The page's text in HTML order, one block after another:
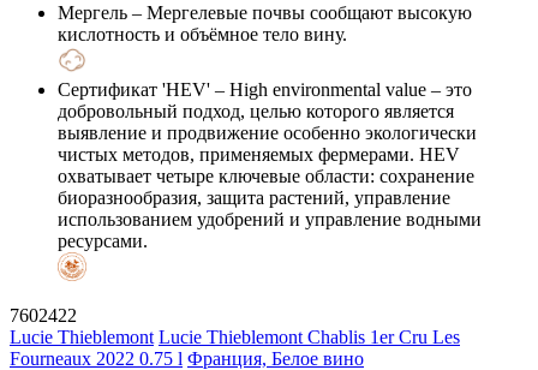
Мергель – Мергелевые почвы сообщают высокую
кислотность и объёмное тело вину.
Сертификат 'HEV' – High environmental value – это
добровольный подход, целью которого является
выявление и продвижение особенно экологически
чистых методов, применяемых фермерами. HEV
охватывает четыре ключевые области: сохранение
биоразнообразия, защита растений, управление
использованием удобрений и управление водными
ресурсами.
7602422
Lucie Thieblemont Lucie Thieblemont Chablis 1er Cru Les
Fourneaux 2022 0.75 l Франция, Белое вино